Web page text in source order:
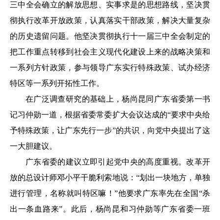
三中全会确立的解放思想、实事求是的思想路线，坚决贯
彻执行改革开放政策，认真落实干部政策，解决大量复杂
的历史遗留问题。他坚决贯彻执行十一届三中全会制定的
把工作重点转移到社会主义现代化建设上来的战略决策和
一系列方针政策，参与领导广东实行特殊政策、试办经济
特区等一系列开拓性工作。
在广泛调查研究的基础上，杨尚昆同广东省委第一书
记习仲勋一道，根据省委常委扩大会议达成的“要求中央给
予特殊政策，让广东先行一步”的共识，向党中央提出了这
一大胆建议。
广东省委的建议立即引起党中央的高度重视。改革开
放的总设计师邓小平干脆利索地说：“划出一块地方，单独
进行管理，名称就叫特区嘛！”他要求广东率先在全国“杀
出一条血路来”。此后，杨尚昆和习仲勋等广东省委一班